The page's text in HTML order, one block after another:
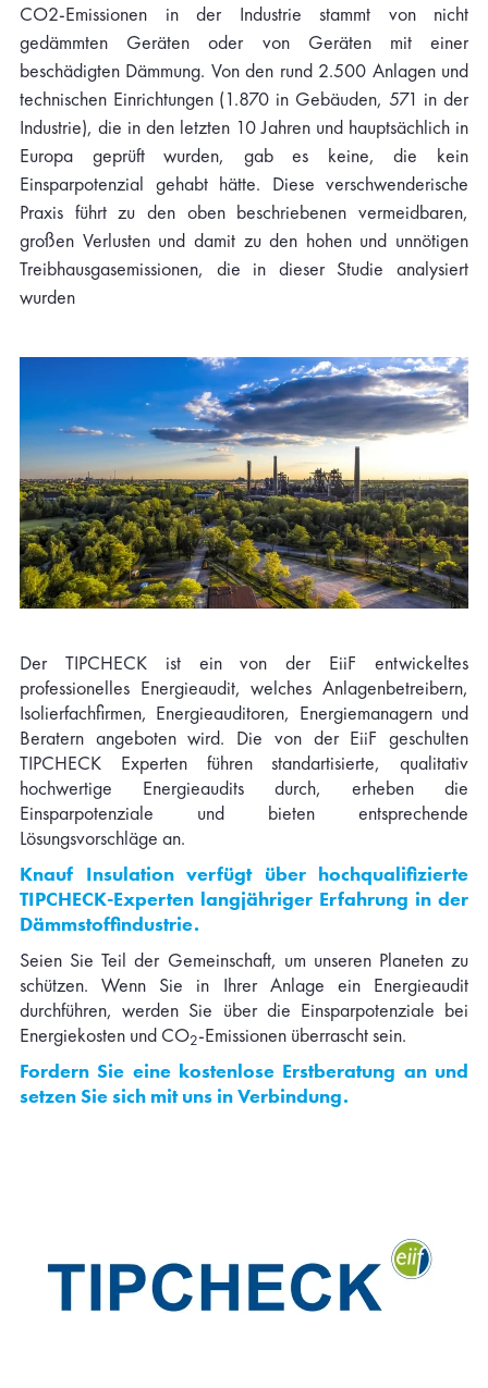
CO2-Emissionen in der Industrie stammt von nicht
gedämmten Geräten oder von Geräten mit einer
beschädigten Dämmung. Von den rund 2.500 Anlagen und
technischen Einrichtungen (1.870 in Gebäuden, 571 in der
Industrie), die in den letzten 10 Jahren und hauptsächlich in
Europa geprüft wurden, gab es keine, die kein
Einsparpotenzial gehabt hätte. Diese verschwenderische
Praxis führt zu den oben beschriebenen vermeidbaren,
großen Verlusten und damit zu den hohen und unnötigen
Treibhausgasemissionen, die in dieser Studie analysiert
wurden
Der TIPCHECK ist ein von der EiiF entwickeltes
professionelles Energieaudit, welches Anlagenbetreibern,
Isolierfachfirmen, Energieauditoren, Energiemanagern und
Beratern angeboten wird. Die von der EiiF geschulten
TIPCHECK Experten führen standartisierte, qualitativ
hochwertige Energieaudits durch, erheben die
Einsparpotenziale und bieten entsprechende
Lösungsvorschläge an.
Knauf Insulation verfügt über hochqualifizierte
TIPCHECK-Experten langjähriger Erfahrung in der
Dämmstoffindustrie.
Seien Sie Teil der Gemeinschaft, um unseren Planeten zu
schützen. Wenn Sie in Ihrer Anlage ein Energieaudit
durchführen, werden Sie über die Einsparpotenziale bei
Energiekosten und CO2-Emissionen überrascht sein.
Fordern Sie eine kostenlose Erstberatung an und
setzen Sie sich mit uns in Verbindung.